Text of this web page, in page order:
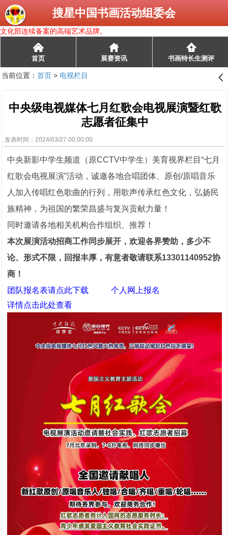
搜星中国书画活动组委会
文化部连续备案的高端艺术品牌。
󰄫
首页 展赛资讯 书画特长生测评
当前位置： 首页> 电视栏目 󰊒
中央级电视媒体七月红歌会电视展演暨红歌
志愿者征集中
发表时间：2024/03/27 00:00:00
中央新影中学生频道（原CCTV中学生）美育视界栏目“七月
红歌会电视展演”活动，诚邀各地合唱团体、原创/原唱音乐
人加入传唱红色歌曲的行列，用歌声传承红色文化，弘扬民
族精神，为祖国的繁荣昌盛与复兴贡献力量！
同时邀请各地相关机构合作组织、推荐！
本次展演活动招商工作同步展开，欢迎各界赞助，多少不
论、形式不限 ，回报丰厚，有意者敬请联系13301140952协
商！
团队报名表请点此下载
个人网上报名
详情点击此处查看